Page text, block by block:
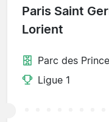
Paris Saint
Lorient
Parc des
Ligue 1